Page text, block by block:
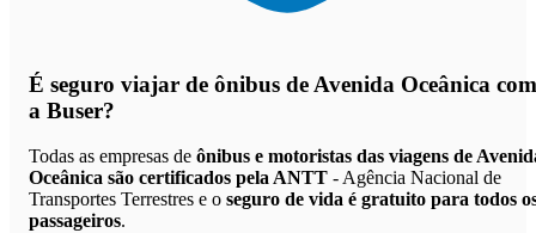
É seguro viajar de ônibus de Avenida Oceânica com
a Buser?
Todas as empresas de ônibus e motoristas das viagens de
Oceânica são certificados pela ANTT - Agência Nacional de
Transportes Terrestres e o seguro de vida é gratuito para todos
passageiros.